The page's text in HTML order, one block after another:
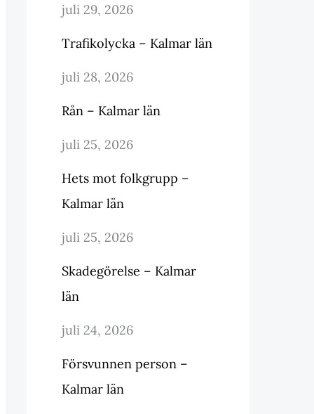
juli 29, 2026
Trafikolycka – Kalmar län
juli 28, 2026
Rån – Kalmar län
juli 25, 2026
Hets mot folkgrupp –
Kalmar län
juli 25, 2026
Skadegörelse – Kalmar
län
juli 24, 2026
Försvunnen person –
Kalmar län